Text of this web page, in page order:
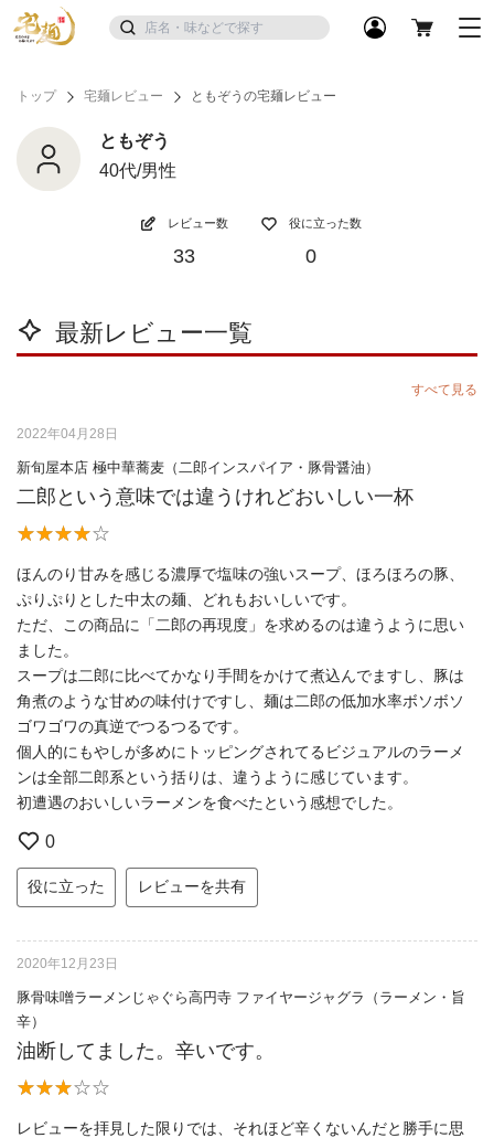
トップ 宅麺レビュー ともぞうの宅麺レビュー
ともぞう
40代/男性
レビュー数
33
役に立った数
0
最新レビュー一覧
すべて見る
2022年04月28日
新旬屋本店 極中華蕎麦（二郎インスパイア・豚骨醤油）
二郎という意味では違うけれどおいしい一杯
ほんのり甘みを感じる濃厚で塩味の強いスープ、ほろほろの豚、
ぷりぷりとした中太の麺、どれもおいしいです。
ただ、この商品に「二郎の再現度」を求めるのは違うように思い
ました。
スープは二郎に比べてかなり手間をかけて煮込んでますし、豚は
角煮のような甘めの味付けですし、麺は二郎の低加水率ボソボソ
ゴワゴワの真逆でつるつるです。
個人的にもやしが多めにトッピングされてるビジュアルのラーメ
ンは全部二郎系という括りは、違うように感じています。
初遭遇のおいしいラーメンを食べたという感想でした。
0
役に立った レビューを共有
2020年12月23日
豚骨味噌ラーメンじゃぐら高円寺 ファイヤージャグラ（ラーメン・旨
辛）
油断してました。辛いです。
レビューを拝見した限りでは、それほど辛くないんだと勝手に思